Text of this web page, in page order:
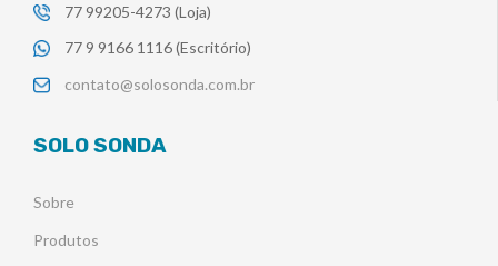
77 99205-4273 (Loja)
77 9 9166 1116 (Escritório)
contato@solosonda.com.br
SOLO SONDA
Sobre
Produtos